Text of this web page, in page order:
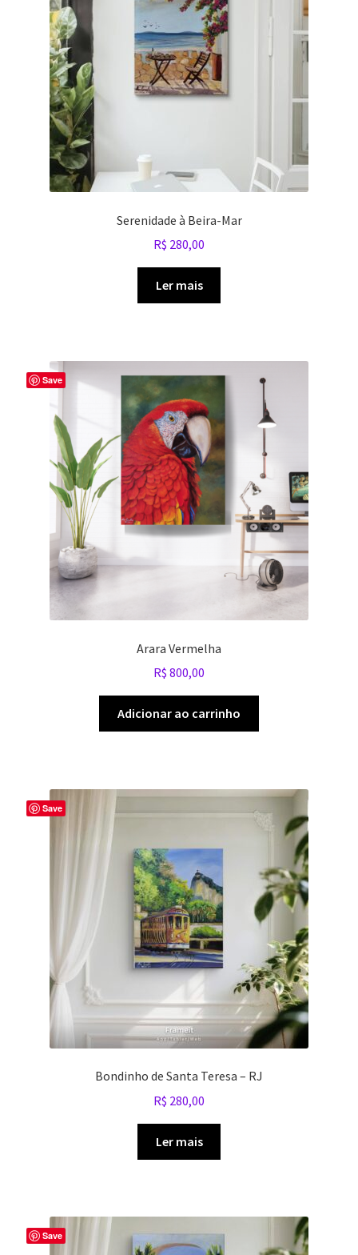
Serenidade à Beira-Mar
R$ 280,00
Ler mais
Save
Arara Vermelha
R$ 800,00
Adicionar ao carrinho
Save
Bondinho de Santa Teresa – RJ
R$ 280,00
Ler mais
Save